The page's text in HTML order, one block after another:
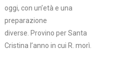
oggi, con un’età e una
preparazione
diverse. Provino per Santa
Cristina l’anno in cui R. morì.